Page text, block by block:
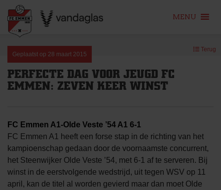
content
MENU
Geplaatst op 28 maart 2015
Terug
PERFECTE DAG VOOR JEUGD FC
EMMEN: ZEVEN KEER WINST
FC Emmen A1-Olde Veste ’54 A1 6-1
FC Emmen A1 heeft een forse stap in de richting van het
kampioenschap gedaan door de voornaamste concurrent,
het Steenwijker Olde Veste ’54, met 6-1 af te serveren. Bij
winst in de eerstvolgende wedstrijd, uit tegen WSV op 11
april, kan de titel al worden gevierd maar dan moet Olde